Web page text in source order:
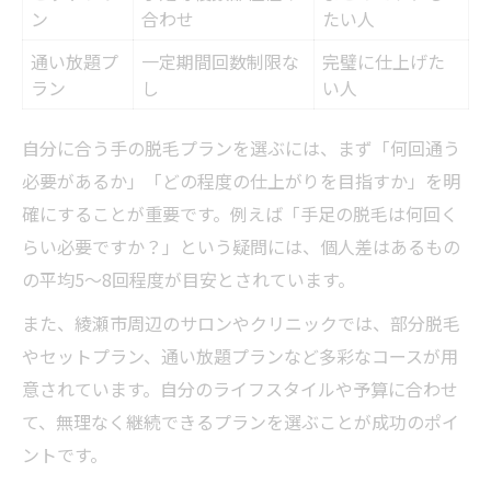
ン
合わせ
たい人
通い放題プ
ラン
一定期間回数制限な
し
完璧に仕上げた
い人
自分に合う手の脱毛プランを選ぶには、まず「何回通う
必要があるか」「どの程度の仕上がりを目指すか」を明
確にすることが重要です。例えば「手足の脱毛は何回く
らい必要ですか？」という疑問には、個人差はあるもの
の平均5～8回程度が目安とされています。
また、綾瀬市周辺のサロンやクリニックでは、部分脱毛
やセットプラン、通い放題プランなど多彩なコースが用
意されています。自分のライフスタイルや予算に合わせ
て、無理なく継続できるプランを選ぶことが成功のポイ
ントです。